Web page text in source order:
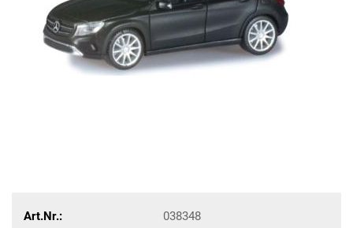
Art.Nr.:
038348